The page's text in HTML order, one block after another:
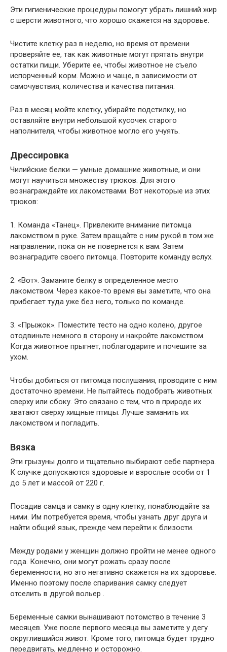
Эти гигиенические процедуры помогут убрать лишний жир
с шерсти животного, что хорошо скажется на здоровье.
Чистите клетку раз в неделю, но время от времени
проверяйте ее, так как животные могут прятать внутри
остатки пищи. Уберите ее, чтобы животное не съело
испорченный корм. Можно и чаще, в зависимости от
самочувствия, количества и качества питания.
Раз в месяц мойте клетку, убирайте подстилку, но
оставляйте внутри небольшой кусочек старого
наполнителя, чтобы животное могло его учуять.
Дрессировка
Чилийские белки — умные домашние животные, и они
могут научиться множеству трюков. Для этого
вознаграждайте их лакомствами. Вот некоторые из этих
трюков:
1. Команда «Танец». Привлеките внимание питомца
лакомством в руке. Затем вращайте с ним рукой в ​​том же
направлении, пока он не повернется к вам. Затем
вознаградите своего питомца. Повторите команду вслух.
2. «Вот». Заманите белку в определенное место
лакомством. Через какое-то время вы заметите, что она
прибегает туда уже без него, только по команде.
3. «Прыжок». Поместите тесто на одно колено, другое
отодвиньте немного в сторону и накройте лакомством.
Когда животное прыгнет, поблагодарите и почешите за
ухом.
Чтобы добиться от питомца послушания, проводите с ним
достаточно времени. Не пытайтесь подобрать животных
сверху или сбоку. Это связано с тем, что в природе их
хватают сверху хищные птицы. Лучше заманить их
лакомством и погладить.
Вязка
Эти грызуны долго и тщательно выбирают себе партнера.
К случке допускаются здоровые и взрослые особи от 1
до 5 лет и массой от 220 г.
Посадив самца и самку в одну клетку, понаблюдайте за
ними. Им потребуется время, чтобы узнать друг друга и
найти общий язык, прежде чем перейти к близости.
Между родами у женщин должно пройти не менее одного
года. Конечно, они могут рожать сразу после
беременности, но это негативно скажется на их здоровье.
Именно поэтому после спаривания самку следует
отселить в другой вольер .
Беременные самки вынашивают потомство в течение 3
месяцев. Уже после первого месяца вы заметите у дегу
округлившийся живот. Кроме того, питомца будет трудно
передвигать, медленно и осторожно.